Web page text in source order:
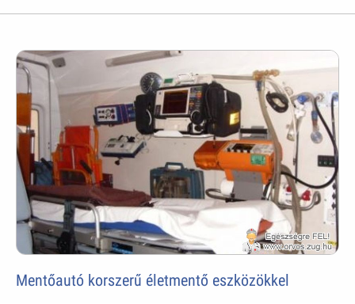
Mentőautó korszerű életmentő eszközökkel